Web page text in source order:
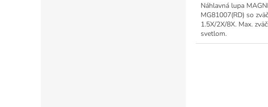
Náhlavná lupa
MG81007(RD) so
1.5X/2X/8X. Max.
svetlom.